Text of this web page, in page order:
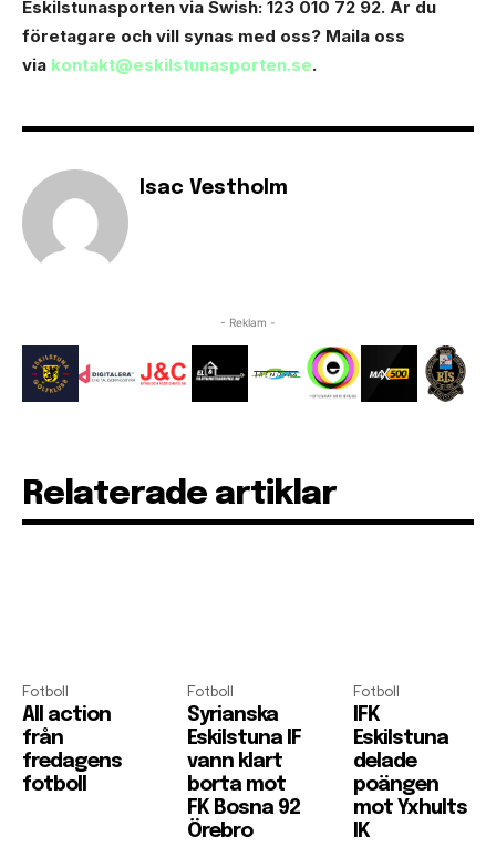
Eskilstunasporten via Swish: 123 010 72 92. Är du
företagare och vill synas med oss? Maila oss
via kontakt@eskilstunasporten.se.
Isac Vestholm
- Reklam -
Relaterade artiklar
Fotboll
All action
från
fredagens
fotboll
Fotboll
Syrianska
Eskilstuna IF
vann klart
borta mot
FK Bosna 92
Örebro
Fotboll
IFK
Eskilstuna
delade
poängen
mot Yxhults
IK